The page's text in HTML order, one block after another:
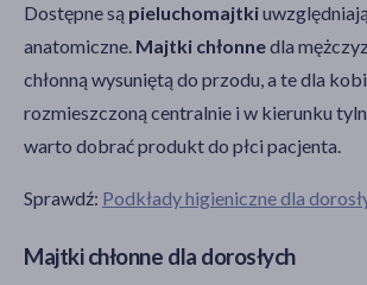
Dostępne są pieluchomajtki
anatomiczne. Majtki chłonnedla
chłonną wysuniętą do przodu, a te dla
rozmieszczoną centralnie i w kierunku
warto dobrać produkt do płci pacjenta.
Sprawdź: Podkłady higieniczne dla
Majtki chłonne dla dorosłych